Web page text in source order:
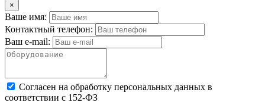
×
Ваше имя:
Контактный телефон:
Ваш e-mail:
Cогласен на обработку персональных данных в
соответствии с 152-ФЗ